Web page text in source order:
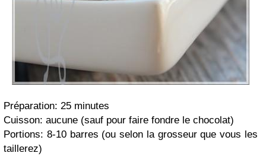
Préparation: 25 minutes
Cuisson: aucune (sauf pour faire fondre le chocolat)
Portions: 8-10 barres (ou selon la grosseur que vous les
taillerez)